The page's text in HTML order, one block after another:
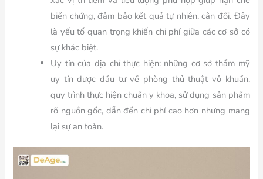
biến chứng, đảm bảo kết quả tự nhiên, cân đối. Đây
là yếu tố quan trọng khiến chi phí giữa các cơ sở có
sự khác biệt.
Uy tín của địa chỉ thực hiện: những cơ sở thẩm mỹ
uy tín được đầu tư về phòng thủ thuật vô khuẩn,
quy trình thực hiện chuẩn y khoa, sử dụng sản phẩm
rõ nguồn gốc, dẫn đến chi phí cao hơn nhưng mang
lại sự an toàn.